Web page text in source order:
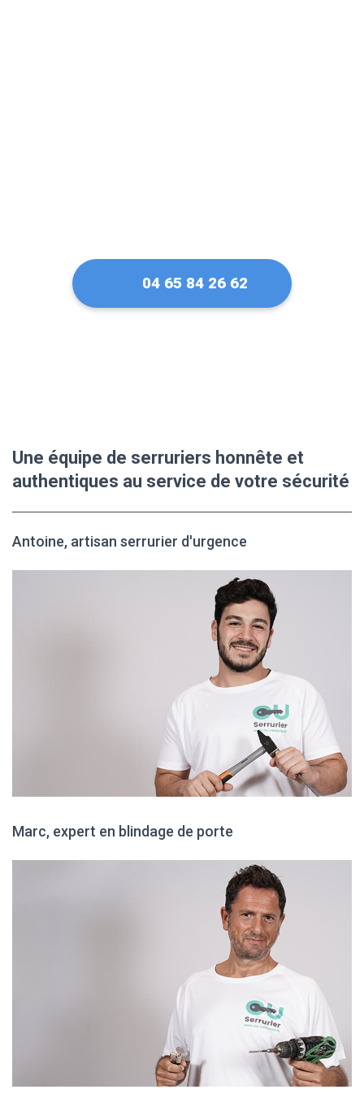
04 65 84 26 62
Une équipe de serruriers honnête et
authentiques au service de votre sécurité
Antoine, artisan serrurier d'urgence
Marc, expert en blindage de porte